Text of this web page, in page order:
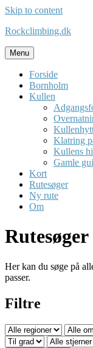
Skip to content
Rockclimbing.dk
Menu
Forside
Bornholm
Kullen
Klatring
Kullens
Gamle
Kort
Rutesøger
Ny rute
Om
Rutesøger
Her kan du søge på
passer.
Filtre